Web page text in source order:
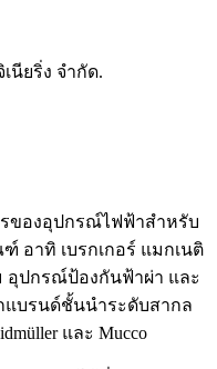
ของอุปกรณ์ไฟฟ้าสำหรับ
อาทิ เบรกเกอร์ แมกเนติ
อุปกรณ์ป้องกันฟ้าผ่า และ
แบรนด์ชั้นนำระดับสากล
และ Mucco